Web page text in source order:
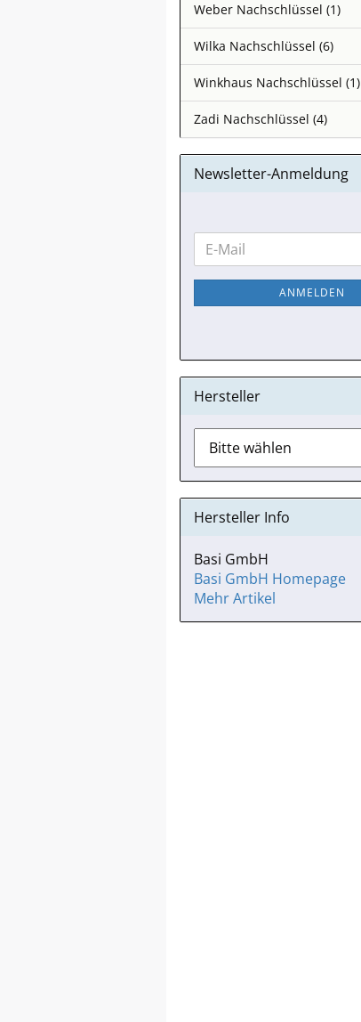
Weber Nachschlüssel (1)
Wilka Nachschlüssel (6)
Winkhaus Nachschlüssel (1)
Zadi Nachschlüssel (4)
Newsletter-Anmeldung
WEITER
ZUR
NEWSLETTER-
ANMELDUNG
E-
Mail
ANMELDEN
Hersteller
Hersteller Info
Basi GmbH
Basi GmbH Homepage
Mehr Artikel